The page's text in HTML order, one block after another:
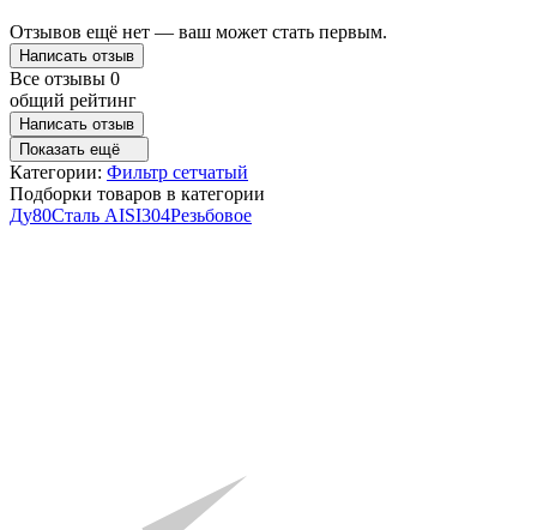
Отзывов ещё нет — ваш может стать первым.
Написать отзыв
Все отзывы 0
общий рейтинг
Написать отзыв
Показать ещё
Категории: Фильтр сетчатый
Подборки товаров в категории
Ду80Сталь AISI304Резьбовое